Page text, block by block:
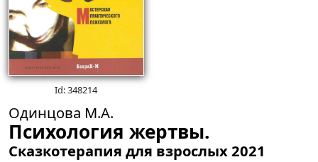
Id: 348214
Одинцова М.А.
Психология жертвы.
Сказкотерапия для взрослых 2021